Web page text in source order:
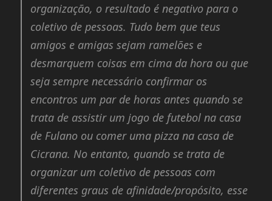
organização, o resultado é negativo para o
coletivo de pessoas. Tudo bem que teus
amigos e amigas sejam ramelões e
desmarquem coisas em cima da hora ou que
seja sempre necessário confirmar os
encontros um par de horas antes quando se
trata de assistir um jogo de futebol na casa
de Fulano ou comer uma pizza na casa de
Cicrana. No entanto, quando se trata de
organizar um coletivo de pessoas com
diferentes graus de afinidade/propósito, esse